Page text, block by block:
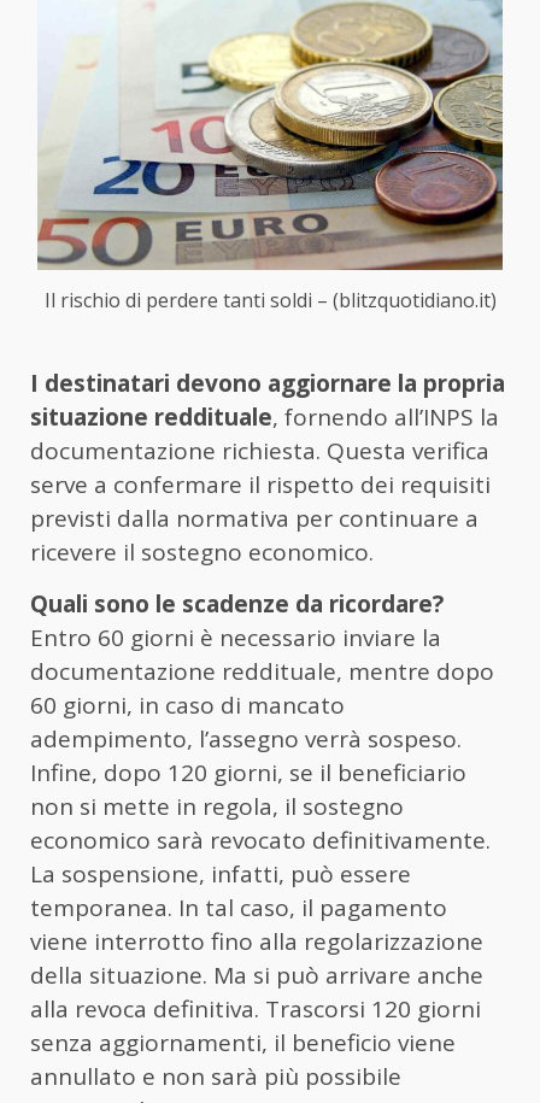
Il rischio di perdere tanti soldi – (blitzquotidiano.it)
I destinatari devono aggiornare la propria
situazione reddituale, fornendo all’INPS la
documentazione richiesta. Questa verifica
serve a confermare il rispetto dei requisiti
previsti dalla normativa per continuare a
ricevere il sostegno economico.
Quali sono le scadenze da ricordare?
Entro 60 giorni è necessario inviare la
documentazione reddituale, mentre dopo
60 giorni, in caso di mancato
adempimento, l’assegno verrà sospeso.
Infine, dopo 120 giorni, se il beneficiario
non si mette in regola, il sostegno
economico sarà revocato definitivamente.
La sospensione, infatti, può essere
temporanea. In tal caso, il pagamento
viene interrotto fino alla regolarizzazione
della situazione. Ma si può arrivare anche
alla revoca definitiva. Trascorsi 120 giorni
senza aggiornamenti, il beneficio viene
annullato e non sarà più possibile